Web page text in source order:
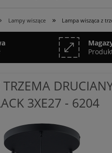
Lampy wiszące » Lampa wisząca z
3XE27 - 6204